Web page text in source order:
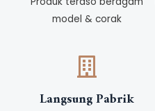
model & corak
Langsung Pabrik